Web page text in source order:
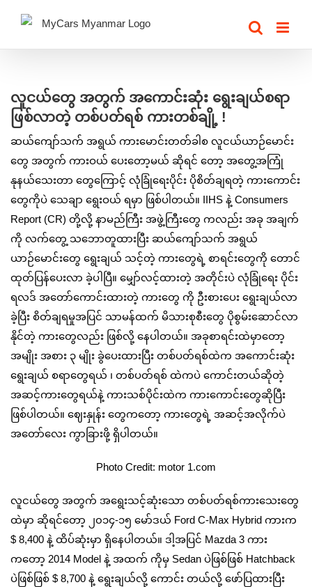
content
Larger
Image
လူငယ်တွေ အတွက် အကောင်းဆုံး ရွေးချယ်စရာ
ဖြစ်လာတဲ့ တစ်ပတ်ရစ် ကားတစ်ချို့ !
ဆယ်ကျော်သက် အရွယ် ကားမောင်းတတ်ခါစ လူငယ်ယာဉ်မောင်း
တွေ အတွက် ကားဝယ် ပေးတော့မယ် ဆိုရင် တော့ အတွေ့အကြုံ
နုနယ်သေးတာ တွေကြောင့် လုံခြုံရေးပိုင်း ပိုစိတ်ချရတဲ့ ကားကောင်း
တွေကိုပဲ သေချာ ရွေးဝယ် ရမှာ ဖြစ်ပါတယ်။ IIHS နဲ့ Consumers
Report (CR) တို့လို့ နာမည်ကြီး အဖွဲ့ကြီးတွေ ကလည်း အခု အချက်
ကို လက်တွေ့ သဘောတူထားပြီး ဆယ်ကျော်သက် အရွယ်
ယာဉ်မောင်းတွေ ရွေးချယ် သင့်တဲ့ ကားတွေရဲ့ စာရင်းတွေကို တောင်
ထုတ်ပြန်ပေးလာ ခဲ့ပါပြီ။ မျှော်လင့်ထားတဲ့ အတိုင်းပဲ လုံခြုံရေး ပိုင်း
ရလဒ် အတော်ကောင်းထားတဲ့ ကားတွေ ကို ဦးစားပေး ရွေးချယ်လာ
ခဲ့ပြီး စိတ်ချရမှုအပြင် သာမန်ထက် မိသားစုစီးတွေ ပိုစွမ်းဆောင်လာ
နိုင်တဲ့ ကားတွေလည်း ဖြစ်လို့ နေပါတယ်။ အခုစာရင်းထဲမှာတော့
အမျိုး အစား ၃ မျိုး ခွဲပေးထားပြီး တစ်ပတ်ရစ်ထဲက အကောင်းဆုံး
ရွေးချယ် စရာတွေရယ် ၊ တစ်ပတ်ရစ် ထဲကပဲ ကောင်းတယ်ဆိုတဲ့
အဆင့်ကားတွေရယ်နဲ့ ကားသစ်ပိုင်းထဲက ကားကောင်းတွေဆိုပြီး
ဖြစ်ပါတယ်။ ဈေးနှုန်း တွေကတော့ ကားတွေရဲ့ အဆင့်အလိုက်ပဲ
အတော်လေး ကွာခြားဖို့ ရှိပါတယ်။
Photo Credit: motor 1.com
လူငယ်တွေ အတွက် အရွေးသင့်ဆုံးသော တစ်ပတ်ရစ်ကားသေးတွေ
ထဲမှာ ဆိုရင်တော့ ၂၀၁၄-၁၅ မော်ဒယ် Ford C-Max Hybrid ကား‌က
$ 8,400 နဲ့ ထိပ်ဆုံးမှာ ရှိနေပါတယ်။ ဒါ့အပြင် Mazda 3 ကား
ကတော့ 2014 Model နဲ့ အထက် ကိုမှ Sedan ပဲဖြစ်ဖြစ် Hatchback
ပဲဖြစ်ဖြစ် $ 8,700 နဲ့ ရွေးချယ်လို့ ကောင်း တယ်လို့ ‌ဖော်ပြထားပြီး